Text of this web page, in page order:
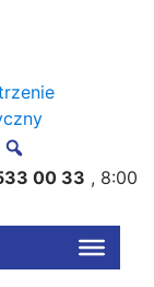
00 33 , 8:00